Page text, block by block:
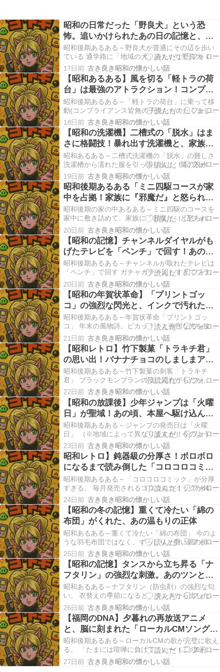
昭和の日常だった「野良犬」という恐
怖。追いかけられたあの日の記憶と、姿
を消した本当の理由
昭和後期あるある～野良犬が普通にその辺を歩い
ている 通学路に「地域の犬」みたいな野良犬（ま
たは放し飼いの犬）がいて、たまに追いかけられ
てガチで逃げる。 昭和後期、私たちの日常には当
たり前のように「野良犬」が存在していました。
今の整然とした住宅街からは想像もつきません
が、当時の通…
17日前 古き良き昭和の懐かしい話
【昭和あるある】風を切る「軽トラの荷
台」は最強のアトラクション！コンプラ
イアンス皆無で駆け抜けた少年の日々
昭和後期あるある～「軽トラの荷台」に乗って移
動(コンプライアンス皆無の子供たちのたくましい
日常です。) 近所のおじさんや親戚の家の軽トラの
荷台に、子供たちが数人まとめて乗せられて田ん
ぼや川へ連れて行かれる。風を切るのが最高のア
トラクション。 昭和の後期、日本の地方都市のよ
うな田園…
18日前 古き良き昭和の懐かしい話
【昭和の洗濯機】二槽式の「脱水」はま
さに格闘技！暴れ出す洗濯機と、家族で
戦ったあの頃の洗濯事情
昭和あるある～二槽式洗濯機の「脱水」の難しさ
洗濯槽から濡れた服を引っ張り出し、隣の脱水槽
へ移す。偏って入れると「ガコン！ガコン！ガコ
ン！！」と洗濯機自体が暴れ出し、慌ててフタを
開けてやり直す。 昭和の家庭における「洗濯」
は、今のようにボタン一つで完了するスマートな
作業ではありま…
19日前 古き良き昭和の懐かしい話
昭和後期あるある「ミニ四駆コースが家
中を占拠！家族に『邪魔だ』と怒られた
日々」を振り返る
昭和後期の家の中あるある～ミニ四駆のコースを
家中に敷き詰めて、家族に「邪魔だ」と怒られ
る。 昭和後期に子供時代を過ごした方なら、リビ
ングや廊下にミニ四駆のコースを敷き詰めて、親
や兄弟から「邪魔だ」と怒られた経験が一度はあ
るのではないでしょうか。当時の子供たちにとっ
て、ミニ四駆は単…
20日前 古き良き昭和の懐かしい話
【昭和の記憶】チャンネルダイヤルがも
げたテレビを「ペンチ」で回す！あの頃
のDIY精神が詰まったガジェット・サバイ
バル術
昭和後期あるある～チャンネルが取れたテレビは
「ペンチ」で回す ガチャガチャ回しすぎてプラス
チックのダイヤルがもげてしまったテレビ。修理
に出さず、軸の金具を直接ペンチで挟んで力技で
チャンネルを変える。 昭和の家庭におけるテレビ
は、まさに家族の団らんの中心でした。重厚な木
枠に囲まれ、…
20日前 古き良き昭和の懐かしい話
【昭和の年賀状革命】「プリントゴッ
コ」の強烈な閃光と、インクで汚れた指
先が教えてくれた家族の絆
昭和後期あるある～年賀状革命「プリントゴッ
コ」 年末の風物詩。ピカッ！！と強烈な光を放つ
ランプ（フラッシュ球）でマスター（原画）に穴
を開け、インクを乗せてガシャンガシャンと1枚ず
つ手作業で印刷する。ランプは使い捨てで、印刷
が終わると手がインクで真っ赤や真っ青になる。
昭和の後期、…
21日前 古き良き昭和の懐かしい話
【昭和レトロ】竹下製菓「トラキチ君」
の思い出！バナナチョコのしましまアイ
スと、洗って乾かした当たり棒の記憶
昭和後期あるある～竹下製菓の刺客「トラキチ
君」 ブラックモンブランの陰に隠れがちだが、バ
ナナ味とチョコのしましま模様のアイス「トラキ
チ君」も絶対に外せない。当たり付きの棒を洗っ
て乾かしておく。 昭和の後期、九州・佐賀県小城
市に本社を構える「竹下製菓」の名を知らない子
供は、この地に…
22日前 古き良き昭和の懐かしい話
【昭和の放課後】少年ジャンプは「火曜
日」が聖域！あの頃、本屋へ駆け込んだ
熱狂と「一日遅れ」の記憶
昭和後期あるある～ジャンプの発売日は「火曜
日」 （※地域によって異なりますが）今のように
月曜発売ではなく、火曜日発売の地域が多く、学
校が終わると本屋へダッシュしていた。 昭和後
期、日本の少年たちにとって、一週間のリズムを
決定づける最も重要なイベントがありました。そ
れは『週刊少年ジ…
23日前 古き良き昭和の懐かしい話
昭和レトロ】鈍器級の分厚さ！ボロボロ
になるまで読み倒した「コロコロコミッ
ク」の思い出
昭和後期あるある～「コロコロコミック」が分厚
すぎる。 毎月発売されるコロコロコミックが鈍器
のように分厚い。友達の家で回し読みし、ページ
の端がボロボロになる。 昭和の後期、毎月15日が
近づくと、日本の少年たちの間には独特の緊張感
が漂っていました。「あの日」がやってくるから
です。 ラ…
24日前 古き良き昭和の懐かしい話
【昭和の冬の記憶】重くて冷たい「綿の
布団」がくれた、あの温もりの正体
昭和あるある～重くて冷たい「綿の布団」 今のよ
うな羽毛布団ではなく、ずっしりと重い綿の掛け
布団。冬場は布団に入った瞬間、氷のように冷た
くて震える。 昭和の後期、日本の冬の夜といえ
ば、誰もが一度は経験したであろう「あの瞬間」
がありました。それは、就寝前、恐る恐る布団に
入り込んだ瞬間…
25日前 古き良き昭和の懐かしい話
【昭和の記憶】タンスから立ち昇る「ナ
フタリン」の強烈な刺激。あのツンとす
る匂いが教えてくれた、季節の移ろいと
家族の愛
昭和あるある～ナフタリン（防虫剤）の強烈な匂
い。 衣替えの季節になると、タンスから出したば
かりの服からツンとする独特の匂いが漂う。懐か
しい匂いでもある。 昭和の時代、日本の家庭にお
いて「季節の訪れ」を最も鼻で感じることができ
る場所がありました。それは、押し入れの奥深
く、あるいは寝…
26日前 古き良き昭和の懐かしい話
【福岡のDNA】夕暮れの再放送アニメ
と、脳に刻まれた「ローカルCMソング」
の魔力
昭和後期あるある～ローカルCMの歌が完璧に歌え
る。 「たまには喧嘩に負けてこい〜（二○加煎
餅）」など、夕方の再放送アニメの合間に流れる
ローカルCMのフレーズが脳にこびりついている。
27日前 古き良き昭和の懐かしい話